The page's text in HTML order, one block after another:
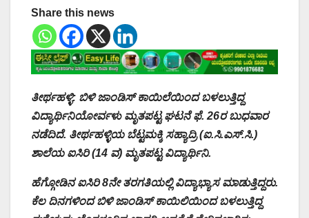
Share this news
ತೀರ್ಥಹಳ್ಳಿ: ಬಿಳಿ ಜಾಂಡಿಸ್ ಕಾಯಿಲೆಯಿಂದ ಬಳಲುತ್ತಿದ್ದ
ವಿದ್ಯಾರ್ಥಿನಿಯೋರ್ವಳು ಮೃತಪಟ್ಟ ಘಟನೆ ಫೆ. 26ರ ಬುಧವಾರ
ನಡೆದಿದೆ. ತೀರ್ಥಹಳ್ಳಿಯ ಬೆಟ್ಟಮಕ್ಕಿ ಸಹ್ಯಾದ್ರಿ (ಐ.ಸಿ.ಎಸ್.ಸಿ.)
ಶಾಲೆಯ ಐಸಿರಿ (14 ವ) ಮೃತಪಟ್ಟ ವಿದ್ಯಾರ್ಥಿನಿ.
ಹೆಗ್ಗೋಡಿನ ಐಸಿರಿ 8ನೇ ತರಗತಿಯಲ್ಲಿ ವಿದ್ಯಾಭ್ಯಾಸ ಮಾಡುತ್ತಿದ್ದರು.
ಕೆಲ ದಿನಗಳಿಂದ ಬಿಳಿ ಜಾಂಡಿಸ್ ಕಾಯಿಲಿಯಿಂದ ಬಳಲುತ್ತಿದ್ದ